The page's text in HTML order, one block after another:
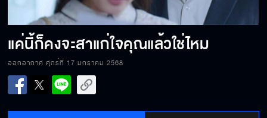
แค่นี้ก็คงจะสาแก่ใจคุณแล้วใช่ไหม
ออกอากาศ ศุกร์ที่ 17 มกราคม 2568
ให้โอกาสได้ทำหน้าที่แม่อีกครั้งได้ไหม